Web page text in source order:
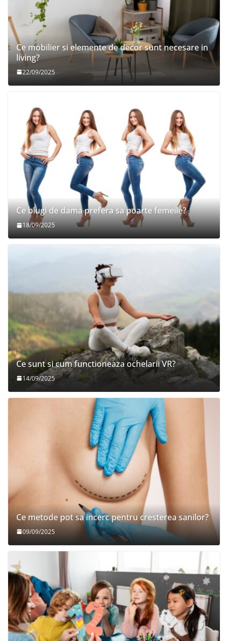
Ce mobilier si elemente de decor sunt necesare in
living?
22/09/2025
Ce blugi de dama prefera sa poarte femeile?
18/09/2025
Ce sunt si cum functioneaza ochelarii VR?
14/09/2025
Ce metode pot sa incerc pentru cresterea sanilor?
09/09/2025